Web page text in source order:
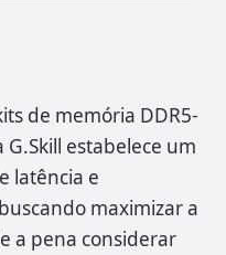
de memória DDR5-
G.Skill estabelece um
latência e
maximizar a
a pena considerar